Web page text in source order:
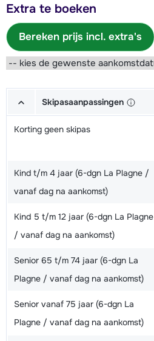
Extra te boeken
Bereken prijs incl. extra's
Skipasaanpassingen
Korting geen skipas
Kind t/m 4 jaar (6-dgn La Plagne /
vanaf dag na aankomst)
Kind 5 t/m 12 jaar (6-dgn La Plagne
/ vanaf dag na aankomst)
Senior 65 t/m 74 jaar (6-dgn La
Plagne / vanaf dag na aankomst)
Senior vanaf 75 jaar (6-dgn La
Plagne / vanaf dag na aankomst)